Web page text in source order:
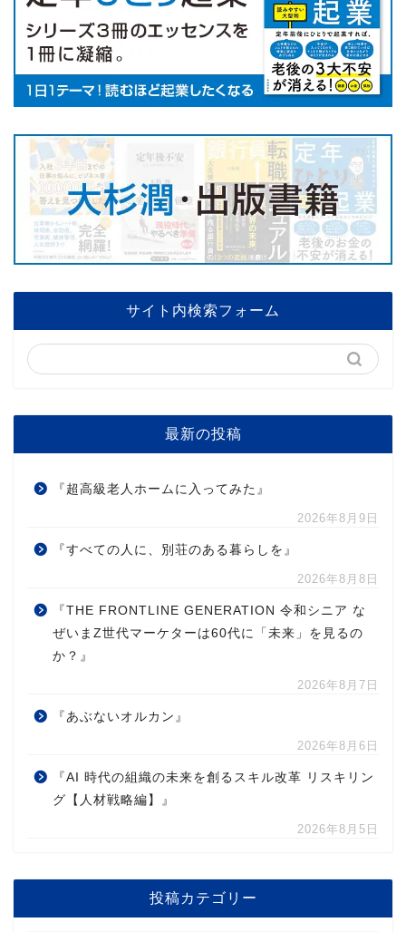
サイト内検索フォーム
最新の投稿
『超高級老人ホームに入ってみた』
2026年8月9日
『すべての人に、別荘のある暮らしを』
2026年8月8日
『THE FRONTLINE GENERATION 令和シニア な
ぜいまZ世代マーケターは60代に「未来」を見るの
か？』
2026年8月7日
『あぶないオルカン』
2026年8月6日
『AI 時代の組織の未来を創るスキル改革 リスキリン
グ【人材戦略編】』
2026年8月5日
投稿カテゴリー